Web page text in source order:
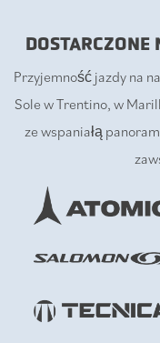
Przyjemność jazdy na
Sole w Trentino, w
ze wspaniałą